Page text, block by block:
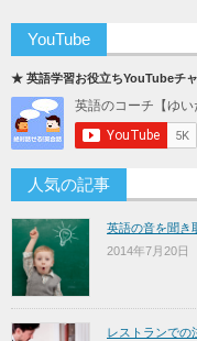
YouTube
★ 英語学習お役立ちYouTubeチャ
人気の記事
英語の音を聞き
2014年7月20日
レストランでの